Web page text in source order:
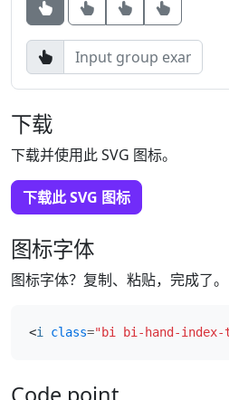
ButtonButtonButton
下载
下载并使用此 SVG 图标。
下载此 SVG 图标
图标字体
图标字体？复制、粘贴，完成了。
<i class="bi bi-hand-